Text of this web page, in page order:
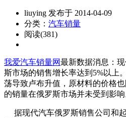
liuying 发布于 2014-04-09
分类： 汽车销量
阅读(381)
我爱汽车销量网最新数据消息：
斯市场的销售增长率达到5%以上
荡导致卢布升值，原材料的价格
的销量在俄罗斯市场并未受到影响
据现代汽车俄罗斯销售公司和